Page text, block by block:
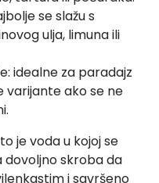
se slažu s
ulja, limuna ili
idealne za paradajz
varijante ako se ne
je voda u kojoj se
dovoljno skroba da
i savršeno